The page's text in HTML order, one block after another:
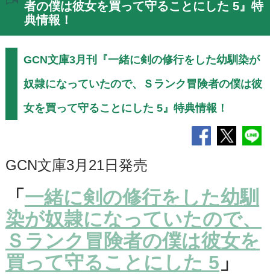
者の僕は彼女を買って守ることにした 5』特
典情報！
GCN文庫3月刊『一緒に剣の修行をした幼馴染が
奴隷になっていたので、Ｓランク冒険者の僕は彼
女を買って守ることにした 5』特典情報！
GCN文庫3月21日発売
「 一緒に剣の修行をした幼馴
染が奴隷になっていたので、
Ｓランク冒険者の僕は彼女を
買って守ることにした 5 」